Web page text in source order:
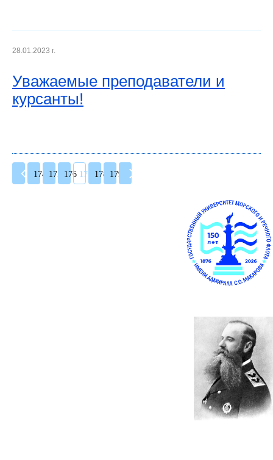
28.01.2023 г.
Уважаемые преподаватели и
курсанты!
174 175 176 177 178 179